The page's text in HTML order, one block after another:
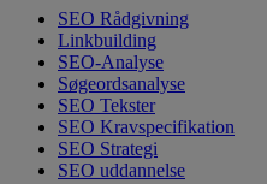
SEO Rådgivning
Linkbuilding
SEO-Analyse
Søgeordsanalyse
SEO Tekster
SEO Kravspecifikation
SEO Strategi
SEO uddannelse